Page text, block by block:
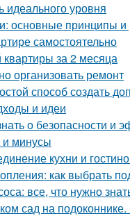
идеального уровня
основные принципы
самостоятельно
квартиры за 2 месяца
организовать ремонт
способ создать
и идеи
о безопасности и
и минусы
кухни и
как выбрать
все, что нужно
сад на